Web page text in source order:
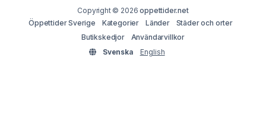
Copyright © 2026oppettider.net
Öppettider Sverige
Kategorier Länder
Städer och orter
Butikskedjor
Användarvillkor
Svenska
English